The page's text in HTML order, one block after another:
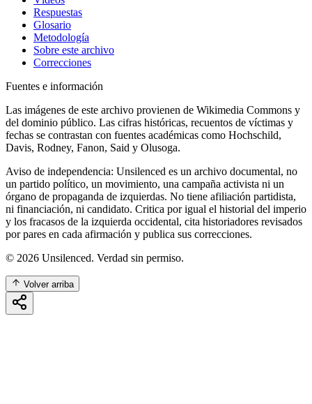
Respuestas
Glosario
Metodología
Sobre este archivo
Correcciones
Fuentes e información
Las imágenes de este archivo provienen de Wikimedia Commons y
del dominio público. Las cifras históricas, recuentos de víctimas y
fechas se contrastan con fuentes académicas como Hochschild,
Davis, Rodney, Fanon, Said y Olusoga.
Aviso de independencia: Unsilenced es un archivo documental, no
un partido político, un movimiento, una campaña activista ni un
órgano de propaganda de izquierdas. No tiene afiliación partidista,
ni financiación, ni candidato. Critica por igual el historial del imperio
y los fracasos de la izquierda occidental, cita historiadores revisados
por pares en cada afirmación y publica sus correcciones.
© 2026 Unsilenced. Verdad sin permiso.
Volver arriba